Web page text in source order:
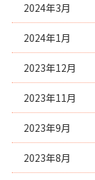
2024年3月
2024年1月
2023年12月
2023年11月
2023年9月
2023年8月